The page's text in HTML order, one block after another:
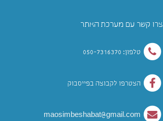
צרו קשר עם מערכת האתר
טלפון: 050-7316370
הצטרפו לקבוצה בפייסבוק
maosimbeshabat@gmail.com